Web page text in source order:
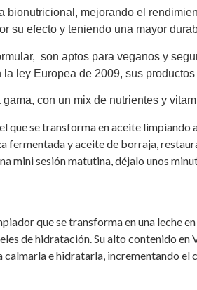
bionutricional, mejorando el
su efecto y teniendo una mayor
son aptos para veganos y
la ley Europea de 2009, sus
con un mix de nutrientes y
que se transforma en aceite
fermentada y aceite de borraja,
mini sesión matutina, déjalo unos
que se transforma en una leche
de hidratación. Su alto contenido
e hidratarla, incrementando el